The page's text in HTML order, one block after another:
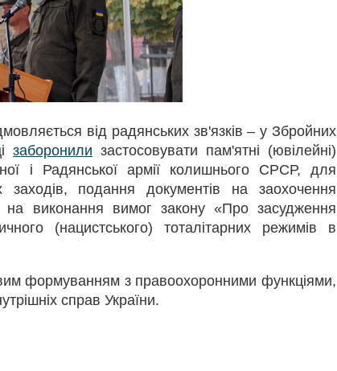
від радянських зв'язків – у Збройних
заборонили застосовувати пам'ятні (ювілейні)
і Радянської армії колишнього СРСР, для
заходів, подання документів на заохочення
на виконання вимог закону «Про засудження
(нацистського) тоталітарних режимів в
формуванням з правоохоронними функціями,
справ України.